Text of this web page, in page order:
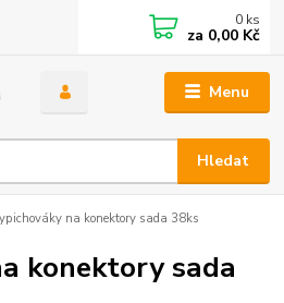
Menu
Hledat
0 ks
za 0,00 Kč
na konektory sada 38ks
konektory sada